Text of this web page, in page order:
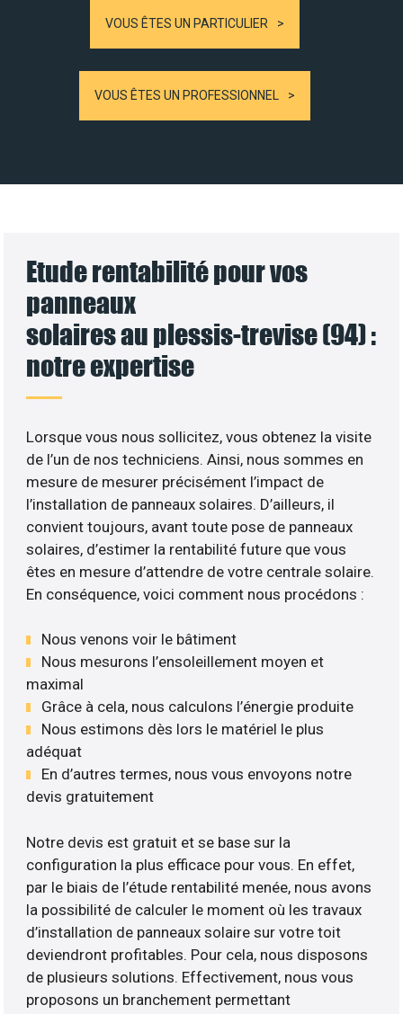
VOUS ÊTES UN PARTICULIER
VOUS ÊTES UN PROFESSIONNEL
Etude rentabilité pour vos
panneaux
solaires au plessis-trevise (94) :
notre expertise
Lorsque vous nous sollicitez, vous obtenez la visite
de l’un de nos techniciens. Ainsi, nous sommes en
mesure de mesurer précisément l’impact de
l’installation de panneaux solaires. D’ailleurs, il
convient toujours, avant toute pose de panneaux
solaires, d’estimer la rentabilité future que vous
êtes en mesure d’attendre de votre centrale solaire.
En conséquence, voici comment nous procédons :
Nous venons voir le bâtiment
Nous mesurons l’ensoleillement moyen et
maximal
Grâce à cela, nous calculons l’énergie produite
Nous estimons dès lors le matériel le plus
adéquat
En d’autres termes, nous vous envoyons notre
devis gratuitement
Notre devis est gratuit et se base sur la
configuration la plus efficace pour vous. En effet,
par le biais de l’étude rentabilité menée, nous avons
la possibilité de calculer le moment où les travaux
d’installation de panneaux solaire sur votre toit
deviendront profitables. Pour cela, nous disposons
de plusieurs solutions. Effectivement, nous vous
proposons un branchement permettant